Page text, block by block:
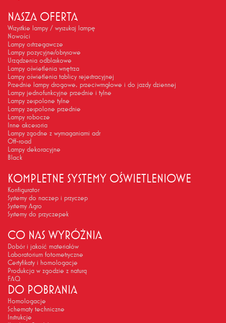
NASZA OFERTA
Wszystkie lampy / wyszukaj lampę
Nowości
Lampy ostrzegawcze
Lampy pozycyjne/obrysowe
Urządzenia odblaskowe
Lampy oświetlenia wnętrza
Lampy oświetlenia tablicy rejestracyjnej
Przednie lampy drogowe, przeciwmgłowe i do jazdy dziennej
Lampy jednofunkcyjne przednie i tylne
Lampy zespolone tylne
Lampy zespolone przednie
Lampy robocze
Inne akcesoria
Lampy zgodne z wymaganiami adr
Off-road
Lampy dekoracyjne
Black
KOMPLETNE SYSTEMY OŚWIETLENIOWE
Konfigurator
Systemy do naczep i przyczep
Systemy Agro
Systemy do przyczepek
CO NAS WYRÓŻNIA
Dobór i jakość materiałów
Laboratorium fotometryczne
Certyfikaty i homologacje
Produkcja w zgodzie z naturą
FAQ
DO POBRANIA
Homologacje
Schematy techniczne
Instrukcje